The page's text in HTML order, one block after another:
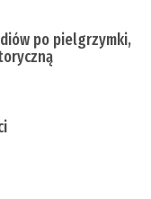
po pielgrzymki,